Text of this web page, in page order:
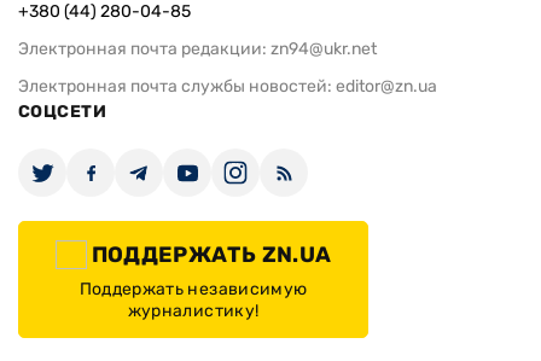
+380 (44) 280-04-85
Электронная почта редакции: zn94@ukr.net
Электронная почта службы новостей: editor@zn.ua
СОЦСЕТИ
ПОДДЕРЖАТЬ ZN.UA
Поддержать независимую
журналистику!